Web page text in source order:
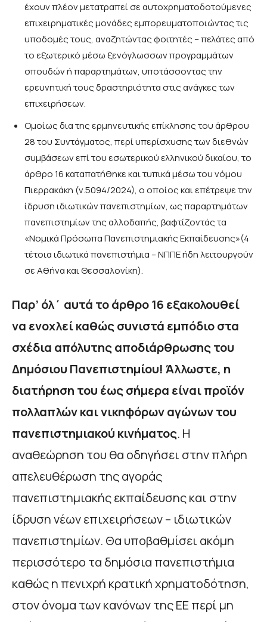
έχουν πλέον μετατραπεί σε αυτοχρηματοδοτούμενες
επιχειρηματικές μονάδες εμπορευματοποιώντας τις
υποδομές τους, αναζητώντας φοιτητές – πελάτες από
το εξωτερικό μέσω ξενόγλωσσων προγραμμάτων
σπουδών ή παραρτημάτων, υποτάσσοντας την
ερευνητική τους δραστηριότητα στις ανάγκες των
επιχειρήσεων.
Ομοίως δια της ερμηνευτικής επίκλησης του άρθρου
28 του Συντάγματος, περί υπερίσχυσης των διεθνών
συμβάσεων επί του εσωτερικού ελληνικού δικαίου, το
άρθρο 16 καταπατήθηκε και τυπικά μέσω του νόμου
Πιερρακάκη (ν.5094/2024), ο οποίος και επέτρεψε την
ίδρυση ιδιωτικών πανεπιστημίων, ως παραρτημάτων
πανεπιστημίων της αλλοδαπής, βαφτίζοντάς τα
«Νομικά Πρόσωπα Πανεπιστημιακής Εκπαίδευσης»(4
τέτοια ιδιωτικά πανεπιστήμια – ΝΠΠΕ ήδη λειτουργούν
σε Αθήνα και Θεσσαλονίκη).
Παρ’ όλ΄ αυτά το άρθρο 16 εξακολουθεί
να ενοχλεί καθώς συνιστά εμπόδιο στα
σχέδια απόλυτης αποδιάρθρωσης του
Δημόσιου Πανεπιστημίου! Άλλωστε, η
διατήρηση του έως σήμερα είναι προϊόν
πολλαπλών και νικηφόρων αγώνων του
πανεπιστημιακού κινήματος. Η
αναθεώρηση του θα οδηγήσει στην πλήρη
απελευθέρωση της αγοράς
πανεπιστημιακής εκπαίδευσης και στην
ίδρυση νέων επιχειρήσεων – ιδιωτικών
πανεπιστημίων. Θα υποβαθμίσει ακόμη
περισσότερο τα δημόσια πανεπιστήμια
καθώς η πενιχρή κρατική χρηματοδότηση,
στον όνομα των κανόνων της ΕΕ περί μη